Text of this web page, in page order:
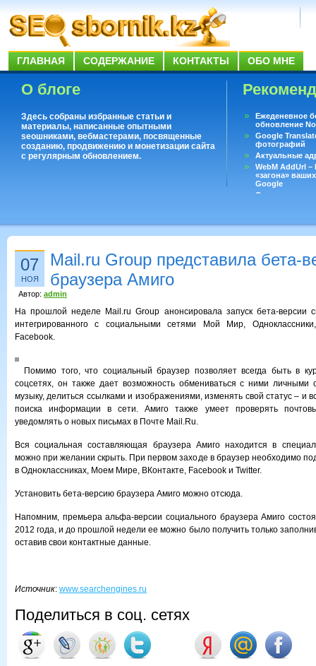
ГЛАВНАЯ СОДЕРЖАНИЕ КОНТАКТЫ ОБО МНЕ
О блоге
Здесь собраны избранные статьи и
материалы, написанные опытными
seoшниками, вебмастерами, посвященные
созданию, продвижению и монетизации сайта
с регулярным обновлением.
Ежеденевное
обновление
Google
фотографий
Актуальные
WebM AddUrl
«загона»
Google
Существует
07
НОЯ
Mail.ru Group представила бета-
браузера Амиго
Автор: admin
На прошлой неделе Mail.ru Group анонсировала запуск бета-версии
интегрированного с социальными сетями Мой Мир,
Facebook.
Помимо того, что социальный браузер позволяет всегда быть в
соцсетях, он также дает возможность обмениваться с ними личными
музыку, делиться ссылками и изображениями, изменять свой статус – и
поиска информации в сети. Амиго также умеет проверять
уведомлять о новых письмах в Почте Mail.Ru.
Вся социальная составляющая браузера Амиго находится в
можно при желании скрыть. При первом заходе в браузер необходимо
в Одноклассниках, Моем Мире, ВКонтакте, Facebook и Twitter.
Установить бета-версию браузера Амиго можно отсюда.
Напомним, премьера альфа-версии социального браузера Амиго
2012 года, и до прошлой недели ее можно было получить только
оставив свои контактные данные.
Источник: www.searchengines.ru
Поделиться в соц. сетях